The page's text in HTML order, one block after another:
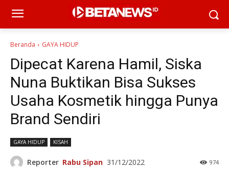
Beranda GAYA HIDUP
Dipecat Karena Hamil, Siska
Nuna Buktikan Bisa Sukses
Usaha Kosmetik hingga Punya
Brand Sendiri
GAYA HIDUP KISAH
Reporter Rabu Sipan 31/12/2022 974